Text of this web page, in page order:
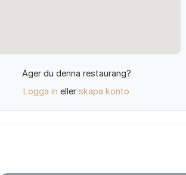
Äger du denna restaurang?
Logga in eller skapa konto